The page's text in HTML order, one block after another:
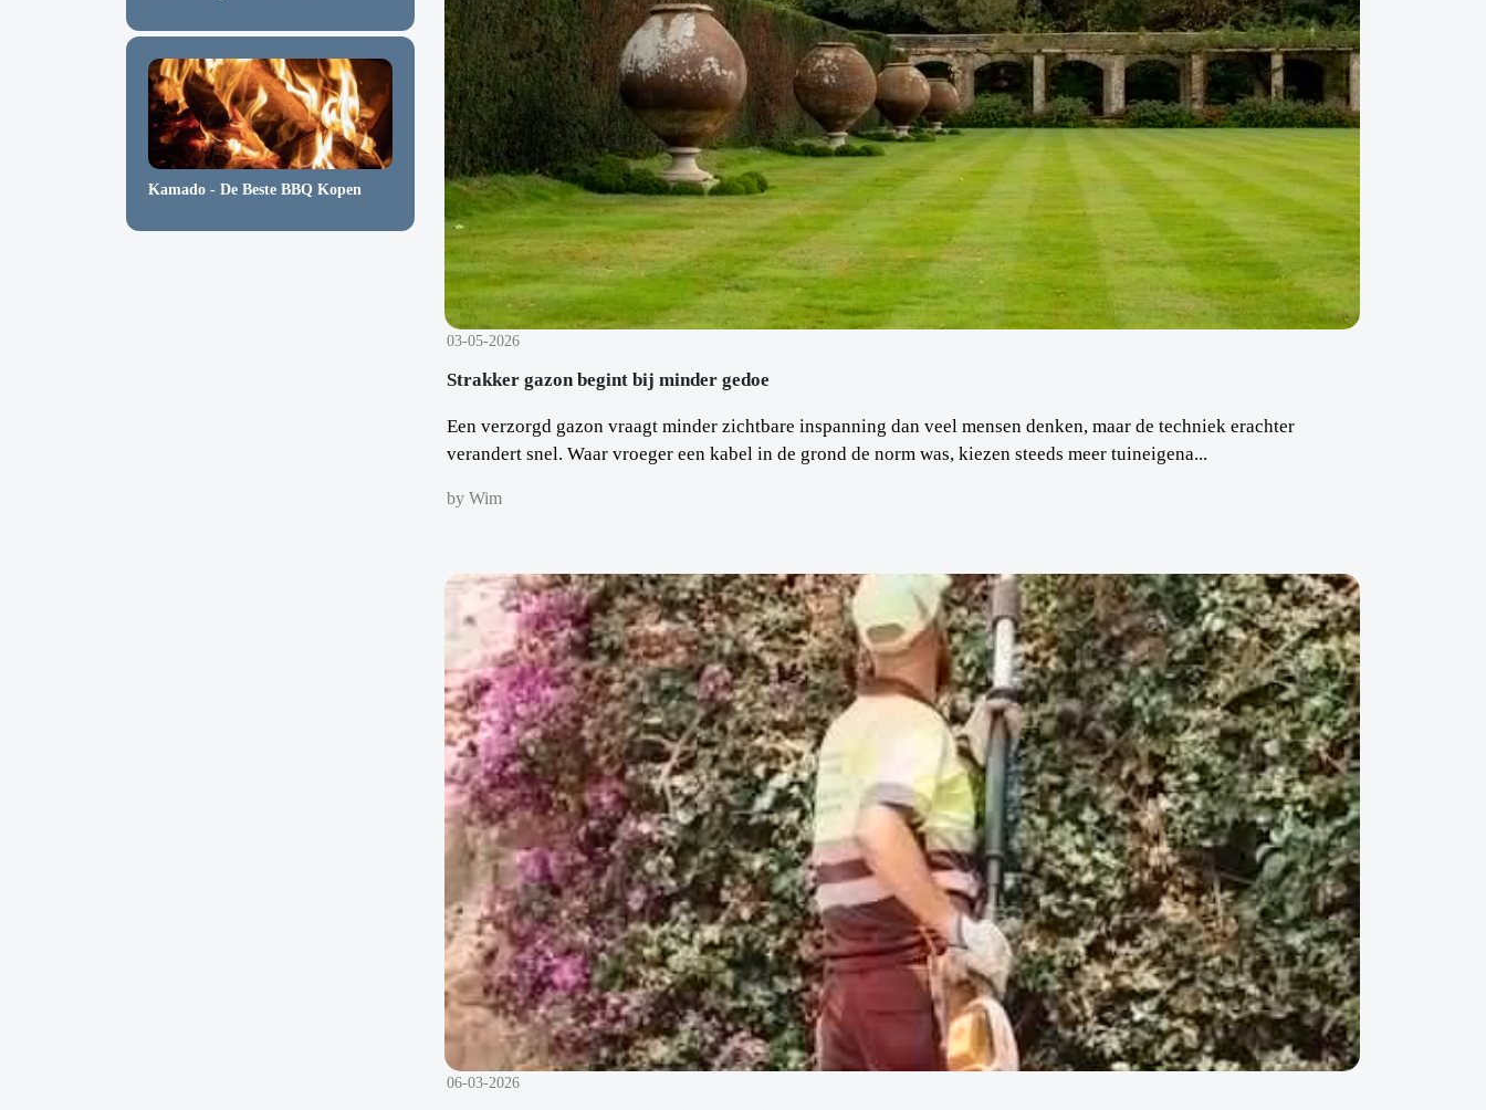
Kamado - De Beste BBQ Kopen
03-05-2026
Strakker gazon begint bij minder gedoe
Een verzorgd gazon vraagt minder zichtbare inspanning dan veel mensen denken, maar de techniek erachter
verandert snel. Waar vroeger een kabel in de grond de norm was, kiezen steeds meer tuineigena...
by Wim
06-03-2026